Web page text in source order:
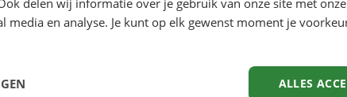
Maak
delen wij informatie over je gebruik van onze site met
media en analyse. Je kunt op elk gewenst moment je
ALLES